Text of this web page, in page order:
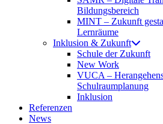
Bildungsbereich
MINT – Zukunft
Lernräume
Inklusion & Zukunft
Schule der Zukunft
New Work
VUCA –
Schulraumplanung
Inklusion
Referenzen
News